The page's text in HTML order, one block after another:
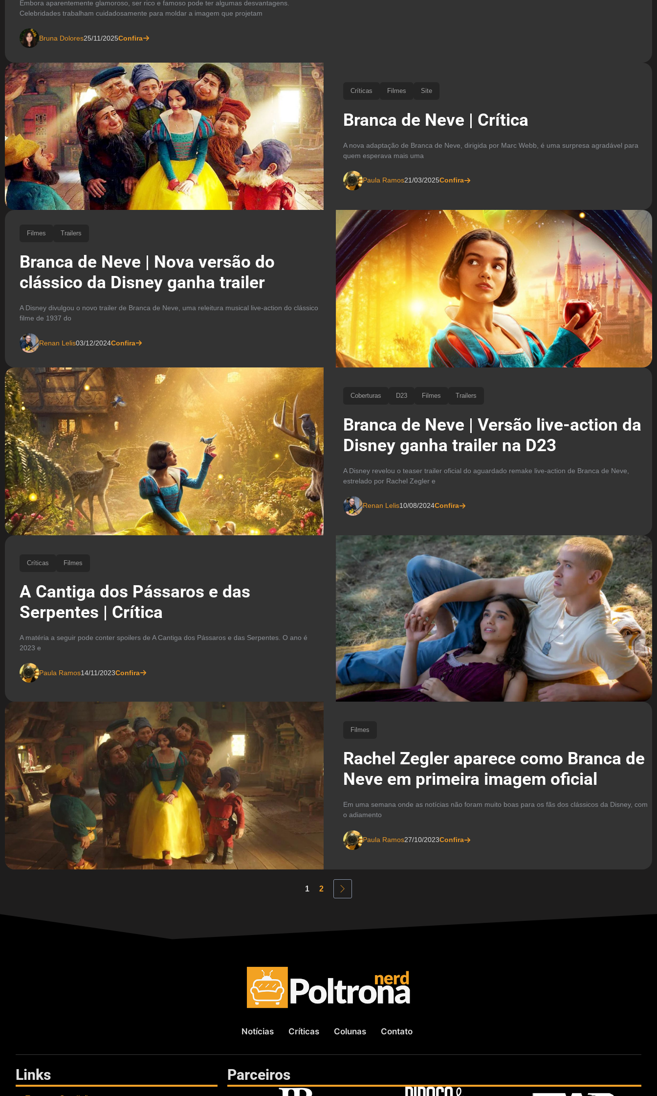
Embora aparentemente glamoroso, ser rico e famoso pode ter algumas desvantagens.
Celebridades trabalham cuidadosamente para moldar a imagem que projetam
Bruna Dolores25/11/2025Confira
Críticas Filmes Site
Branca de Neve | Crítica
A nova adaptação de Branca de Neve, dirigida por Marc Webb, é uma surpresa agradável para
quem esperava mais uma
Paula Ramos21/03/2025Confira
Filmes Trailers
Branca de Neve | Nova versão do
clássico da Disney ganha trailer
A Disney divulgou o novo trailer de Branca de Neve, uma releitura musical live-action do clássico
filme de 1937 do
Renan Lelis03/12/2024Confira
Coberturas D23 Filmes Trailers
Branca de Neve | Versão live-action da
Disney ganha trailer na D23
A Disney revelou o teaser trailer oficial do aguardado remake live-action de Branca de Neve,
estrelado por Rachel Zegler e
Renan Lelis10/08/2024Confira
Críticas Filmes
A Cantiga dos Pássaros e das
Serpentes | Crítica
A matéria a seguir pode conter spoilers de A Cantiga dos Pássaros e das Serpentes. O ano é
2023 e
Paula Ramos14/11/2023Confira
Filmes
Rachel Zegler aparece como Branca de
Neve em primeira imagem oficial
Em uma semana onde as notícias não foram muito boas para os fãs dos clássicos da Disney, com
o adiamento
Paula Ramos27/10/2023Confira
1 2
Notícias Críticas Colunas Contato
Links Parceiros